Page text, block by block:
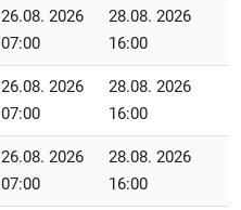
26.08. 2026
07:00
28.08. 2026
16:00
26.08. 2026
07:00
28.08. 2026
16:00
26.08. 2026
07:00
28.08. 2026
16:00